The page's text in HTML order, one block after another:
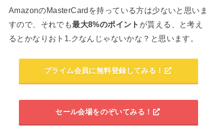
AmazonのMasterCardを持っている方は少ないと思いま
すので、それでも最大8%のポイント が貰える、と考え
るとかなりおト1.クなんじゃないかな？と思います。
プライム会員に無料登録してみる！
セール会場をのぞいてみる！